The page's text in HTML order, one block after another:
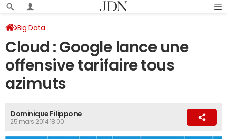
Big Data
Cloud : Google lance une
offensive tarifaire tous
azimuts
Dominique Filippone
25 mars 2014 18:00